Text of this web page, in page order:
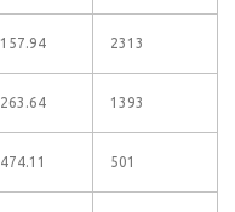
157.94 2313
263.64 1393
474.11 501